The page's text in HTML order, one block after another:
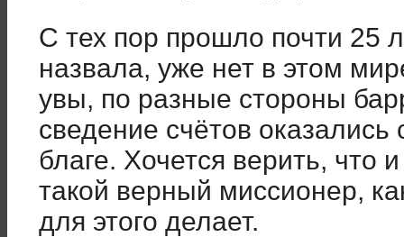
С тех пор прошло почти 25
назвала, уже нет в этом
увы, по разные стороны
сведение счётов
благе. Хочется верить, что
такой верный миссионер,
для этого делает.